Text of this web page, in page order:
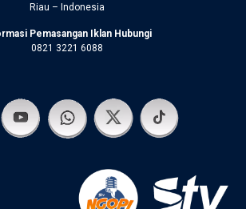
Riau – Indonesia
Pemasangan Iklan Hubungi
0821 3221 6088